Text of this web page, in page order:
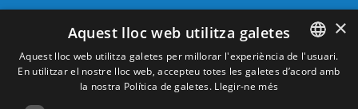
Comparar productes
SERVEI AL CLIENT
SPANISH
×
Aquest lloc web utilitza galetes
Aquest lloc web utilitza galetes per millorar l'experiència de l'usuari.
En utilitzar el nostre lloc web, accepteu totes les galetes d’acord amb
la nostra Política de galetes. Llegir-ne més